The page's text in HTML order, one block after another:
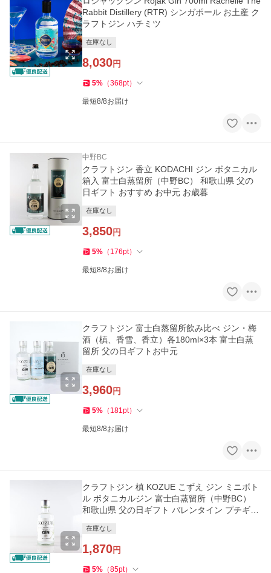
Rabbit Distillery (RTR) シンガポール お土産 ク
ラフトジン ハチミツ
在庫なし
8,030円
5% （368pt）
最短8/8お届け
中野BC
クラフトジン 香立 KODACHI ジン ボタニカル
箱入 富士白蒸留所（中野BC） 和歌山県 父の
日ギフト おすすめ お中元 お歳暮
在庫なし
3,850円
5% （ 176pt）
最短8/8お届け
クラフトジン 富士白蒸留所飲み比べ ジン・梅
酒（槙、香雪、香立）各180ml×3本 富士白蒸
留所 父の日ギフトお中元
在庫なし
3,960円
5% （ 181pt）
最短8/8お届け
クラフトジン 槙 KOZUE こずえ ジン ミニボト
ル ボタニカルジン 富士白蒸留所（中野BC）
和歌山県 父の日ギフト バレンタイン プチギフ
在庫なし
1,870円
5% （85pt）